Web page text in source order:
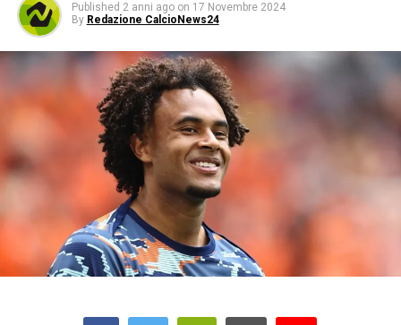
Published 2 anni ago on 17 Novembre 2024
By Redazione CalcioNews24